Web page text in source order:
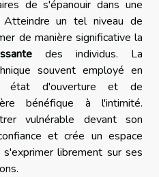
de s'épanouir dans une
un tel niveau de
de manière significative la
des individus. La
souvent employé en
état d'ouverture et de
bénéfique à l'intimité.
vulnérable devant son
et crée un espace
librement sur ses